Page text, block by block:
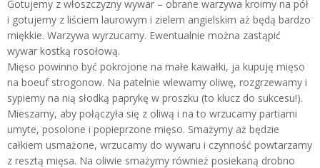
Gotujemy z włoszczyzny wywar – obrane warzywa kroimy na pół
i gotujemy z liściem laurowym i zielem angielskim aż będą bardzo
miękkie. Warzywa wyrzucamy. Ewentualnie można zastąpić
wywar kostką rosołową.
Mięso powinno być pokrojone na małe kawałki, ja kupuję mięso
na boeuf strogonow. Na patelnie wlewamy oliwę, rozgrzewamy i
sypiemy na nią słodką paprykę w proszku (to klucz do sukcesu!).
Mieszamy, aby połączyła się z oliwą i na to wrzucamy partiami
umyte, posolone i popieprzone mięso. Smażymy aż będzie
całkiem usmażone, wrzucamy do wywaru i czynność powtarzamy
z resztą mięsa. Na oliwie smażymy również posiekaną drobno